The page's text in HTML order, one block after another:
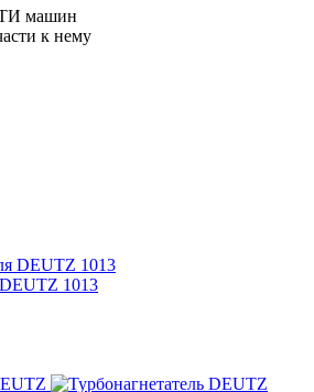
машин
к нему
DEUTZ 1013